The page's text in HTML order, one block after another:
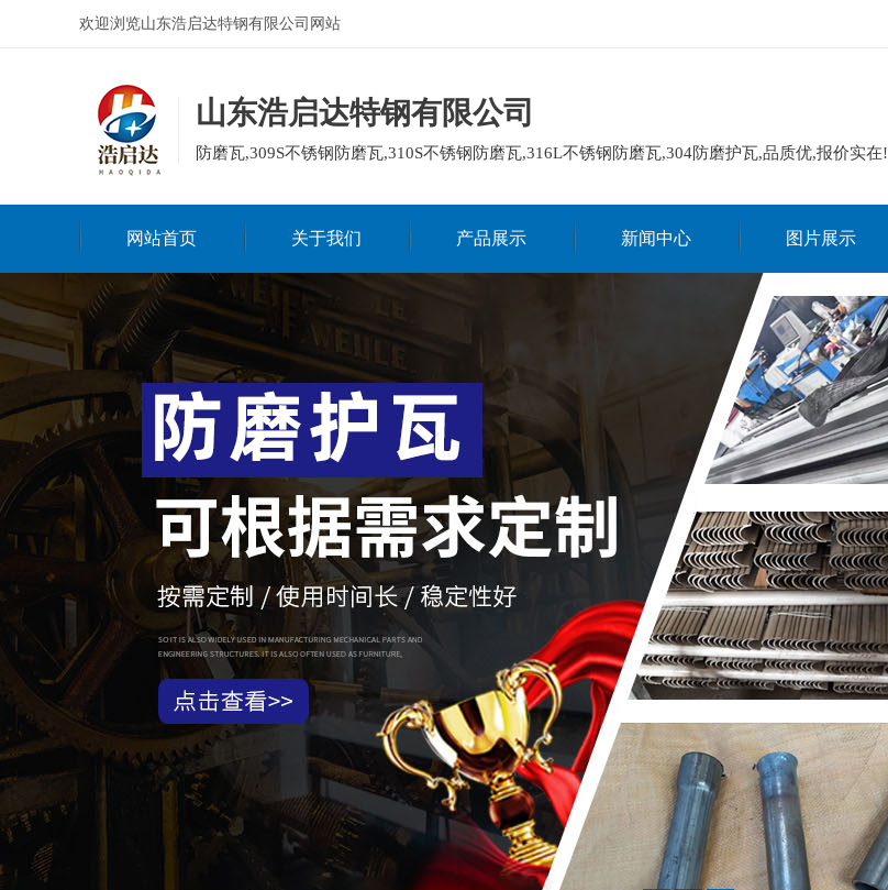
欢迎浏览山东浩启达特钢有限公司网站
山东浩启达特钢有限公司
防磨瓦,309S不锈钢防磨瓦,310S不锈钢防磨瓦,316L不锈钢防磨瓦,304防磨护瓦,品质优,报价实在!
网站首页 关于我们 产品展示 新闻中心 图片展示